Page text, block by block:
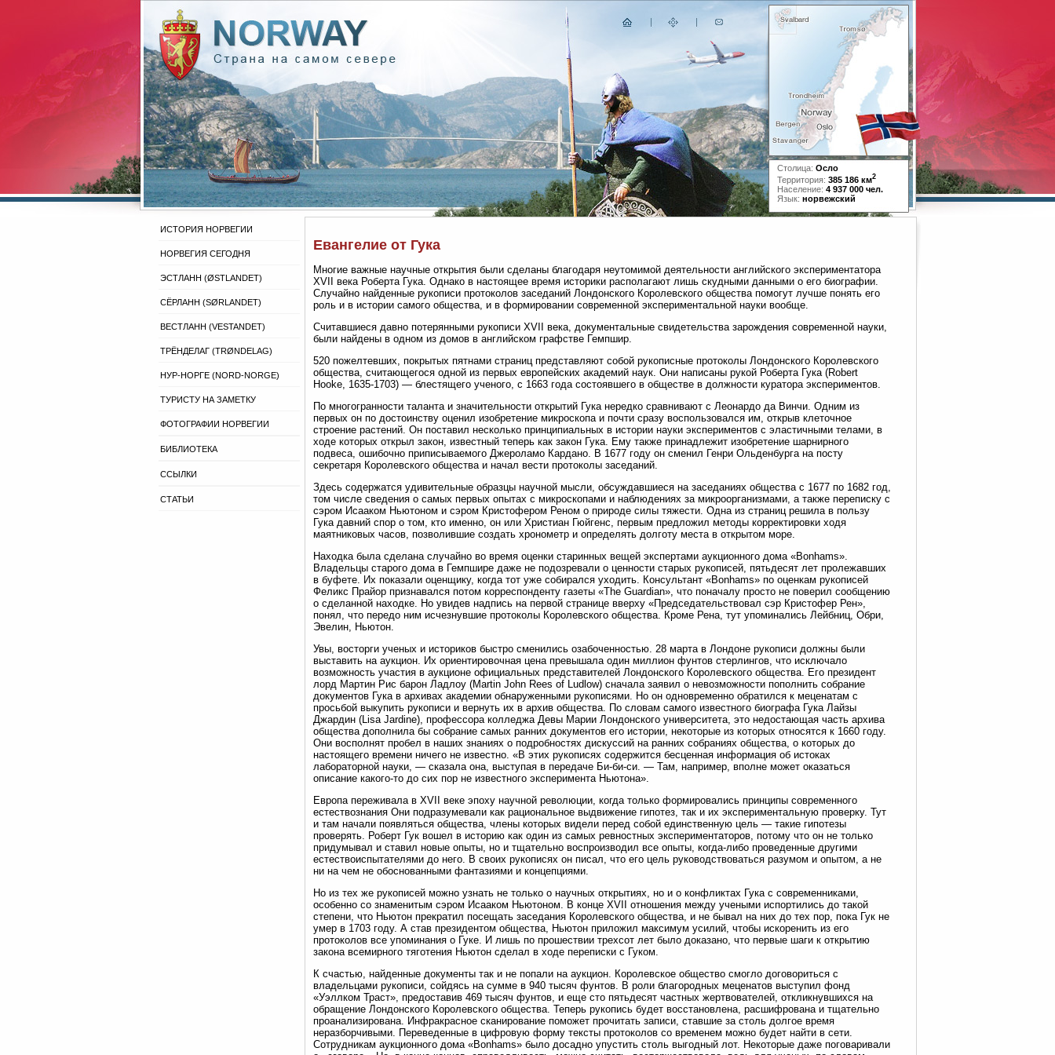
Столица: Осло
Территория: 385 186 км2
Население: 4 937 000 чел.
Язык: норвежский
ИСТОРИЯ НОРВЕГИИ
НОРВЕГИЯ СЕГОДНЯ
ЭСТЛАНН (ØSTLANDET)
СЁРЛАНН (SØRLANDET)
ВЕСТЛАНН (VESTANDET)
ТРЁНДЕЛАГ (TRØNDELAG)
НУР-НОРГЕ (NORD-NORGE)
ТУРИСТУ НА ЗАМЕТКУ
ФОТОГРАФИИ НОРВЕГИИ
БИБЛИОТЕКА
ССЫЛКИ
СТАТЬИ
Евангелие от Гука
Многие важные научные открытия были сделаны благодаря неутомимой деятельности английского экспериментатора
XVII века Роберта Гука. Однако в настоящее время историки располагают лишь скудными данными о его биографии.
Случайно найденные рукописи протоколов заседаний Лондонского Королевского общества помогут лучше понять его
роль и в истории самого общества, и в формировании современной экспериментальной науки вообще.
Считавшиеся давно потерянными рукописи XVII века, документальные свидетельства зарождения современной науки,
были найдены в одном из домов в английском графстве Гемпшир.
520 пожелтевших, покрытых пятнами страниц представляют собой рукописные протоколы Лондонского Королевского
общества, считающегося одной из первых европейских академий наук. Они написаны рукой Роберта Гука (Robert
Hooke, 1635-1703) — блестящего ученого, с 1663 года состоявшего в обществе в должности куратора экспериментов.
По многогранности таланта и значительности открытий Гука нередко сравнивают с Леонардо да Винчи. Одним из
первых он по достоинству оценил изобретение микроскопа и почти сразу воспользовался им, открыв клеточное
строение растений. Он поставил несколько принципиальных в истории науки экспериментов с эластичными телами, в
ходе которых открыл закон, известный теперь как закон Гука. Ему также принадлежит изобретение шарнирного
подвеса, ошибочно приписываемого Джероламо Кардано. В 1677 году он сменил Генри Ольденбурга на посту
секретаря Королевского общества и начал вести протоколы заседаний.
Здесь содержатся удивительные образцы научной мысли, обсуждавшиеся на заседаниях общества с 1677 по 1682 год,
том числе сведения о самых первых опытах с микроскопами и наблюдениях за микроорганизмами, а также переписку с
сэром Исааком Ньютоном и сэром Кристофером Реном о природе силы тяжести. Одна из страниц решила в пользу
Гука давний спор о том, кто именно, он или Христиан Гюйгенс, первым предложил методы корректировки ходя
маятниковых часов, позволившие создать хронометр и определять долготу места в открытом море.
Находка была сделана случайно во время оценки старинных вещей экспертами аукционного дома «Bonhams».
Владельцы старого дома в Гемпшире даже не подозревали о ценности старых рукописей, пятьдесят лет пролежавших
в буфете. Их показали оценщику, когда тот уже собирался уходить. Консультант «Bonhams» по оценкам рукописей
Феликс Прайор признавался потом корреспонденту газеты «The Guardian», что поначалу просто не поверил сообщению
о сделанной находке. Но увидев надпись на первой странице вверху «Председательствовал сэр Кристофер Рен»,
понял, что передо ним исчезнувшие протоколы Королевского общества. Кроме Рена, тут упоминались Лейбниц, Обри,
Эвелин, Ньютон.
Увы, восторги ученых и историков быстро сменились озабоченностью. 28 марта в Лондоне рукописи должны были
выставить на аукцион. Их ориентировочная цена превышала один миллион фунтов стерлингов, что исключало
возможность участия в аукционе официальных представителей Лондонского Королевского общества. Его президент
лорд Мартин Рис барон Ладлоу (Martin John Rees of Ludlow) сначала заявил о невозможности пополнить собрание
документов Гука в архивах академии обнаруженными рукописями. Но он одновременно обратился к меценатам с
просьбой выкупить рукописи и вернуть их в архив общества. По словам самого известного биографа Гука Лайзы
Джардин (Lisa Jardine), профессора колледжа Девы Марии Лондонского университета, это недостающая часть архива
общества дополнила бы собрание самых ранних документов его истории, некоторые из которых относятся к 1660 году.
Они восполнят пробел в наших знаниях о подробностях дискуссий на ранних собраниях общества, о которых до
настоящего времени ничего не известно. «В этих рукописях содержится бесценная информация об истоках
лабораторной науки, — сказала она, выступая в передаче Би-би-си. — Там, например, вполне может оказаться
описание какого-то до сих пор не известного эксперимента Ньютона».
Европа переживала в XVII веке эпоху научной революции, когда только формировались принципы современного
естествознания Они подразумевали как рациональное выдвижение гипотез, так и их экспериментальную проверку. Тут
и там начали появляться общества, члены которых видели перед собой единственную цель — такие гипотезы
проверять. Роберт Гук вошел в историю как один из самых ревностных экспериментаторов, потому что он не только
придумывал и ставил новые опыты, но и тщательно воспроизводил все опыты, когда-либо проведенные другими
естествоиспытателями до него. В своих рукописях он писал, что его цель руководствоваться разумом и опытом, а не
ни на чем не обоснованными фантазиями и концепциями.
Но из тех же рукописей можно узнать не только о научных открытиях, но и о конфликтах Гука с современниками,
особенно со знаменитым сэром Исааком Ньютоном. В конце XVII отношения между учеными испортились до такой
степени, что Ньютон прекратил посещать заседания Королевского общества, и не бывал на них до тех пор, пока Гук не
умер в 1703 году. А став президентом общества, Ньютон приложил максимум усилий, чтобы искоренить из его
протоколов все упоминания о Гуке. И лишь по прошествии трехсот лет было доказано, что первые шаги к открытию
закона всемирного тяготения Ньютон сделал в ходе переписки с Гуком.
К счастью, найденные документы так и не попали на аукцион. Королевское общество смогло договориться с
владельцами рукописи, сойдясь на сумме в 940 тысяч фунтов. В роли благородных меценатов выступил фонд
«Уэллком Траст», предоставив 469 тысяч фунтов, и еще сто пятьдесят частных жертвователей, откликнувшихся на
обращение Лондонского Королевского общества. Теперь рукопись будет восстановлена, расшифрована и тщательно
проанализирована. Инфракрасное сканирование поможет прочитать записи, ставшие за столь долгое время
неразборчивыми. Переведенные в цифровую форму тексты протоколов со временем можно будет найти в сети.
Сотрудникам аукционного дома «Bonhams» было досадно упустить столь выгодный лот. Некоторые даже поговаривали